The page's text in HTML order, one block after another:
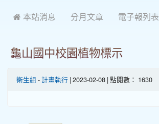
 本站消息 分月文章 電子報列表
龜山國中校園植物標示
衛生組 - 計畫執行 | 2023-02-08 | 點閱數： 1630